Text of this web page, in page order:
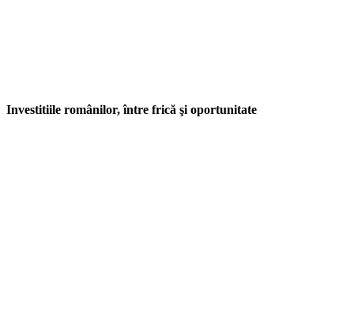
Investitiile românilor, între frică şi oportunitate